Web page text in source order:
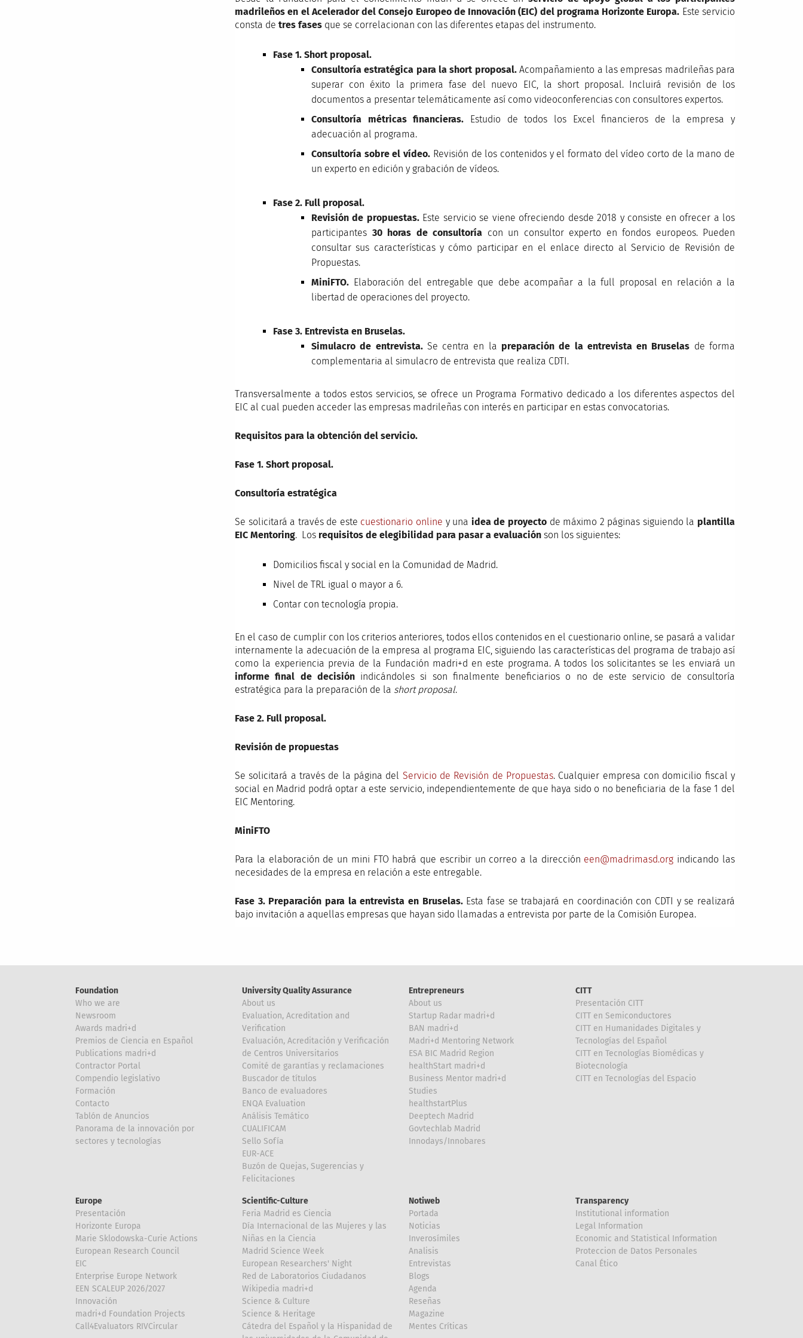
madrileños en el Acelerador del Consejo Europeo de Innovación (EIC) del programa Horizonte Europa. Este servicio
consta de tres fases que se correlacionan con las diferentes etapas del instrumento.
Fase 1. Short proposal.
Consultoría estratégica para la short proposal.Acompañamiento a las empresas madrileñas para
superar con éxito la primera fase del nuevo EIC, la short proposal. Incluirá revisión de los
documentos a presentar telemáticamente así como videoconferencias con consultores expertos.
Consultoría métricas financieras. Estudio de todos los Excel financieros de la empresa y
adecuación al programa.
Consultoría sobre el vídeo. Revisión de los contenidos y el formato del vídeo corto de la mano de
un experto en edición y grabación de vídeos.
Fase 2. Full proposal.
Revisión de propuestas.Este servicio se viene ofreciendo desde 2018 y consiste en ofrecer a los
participantes 30 horas de consultoría con un consultor experto en fondos europeos. Pueden
consultar sus características y cómo participar en el enlace directo al Servicio de Revisión de
Propuestas.
MiniFTO. Elaboración del entregable que debe acompañar a la full proposal en relación a la
libertad de operaciones del proyecto.
Fase 3. Entrevista en Bruselas.
Simulacro de entrevista.Se centra en la preparación de la entrevista en Bruselas de forma
complementaria al simulacro de entrevista que realiza CDTI.
Transversalmente a todos estos servicios, se ofrece un Programa Formativo dedicado a los diferentes aspectos del
EIC al cual pueden acceder las empresas madrileñas con interés en participar en estas convocatorias.
Requisitos para la obtención del servicio.
Fase 1. Short proposal.
Consultoría estratégica
Se solicitará a través de este cuestionario online y una idea de proyecto de máximo 2 páginas siguiendo la plantilla
EIC Mentoring. Los requisitos de elegibilidad para pasar a evaluación son los siguientes:
Domicilios fiscal y social en la Comunidad de Madrid.
Nivel de TRL igual o mayor a 6.
Contar con tecnología propia.
En el caso de cumplir con los criterios anteriores, todos ellos contenidos en el cuestionario online, se pasará a validar
internamente la adecuación de la empresa al programa EIC, siguiendo las características del programa de trabajo así
como la experiencia previa de la Fundación madri+d en este programa. A todos los solicitantes se les enviará un
informe final de decisiónindicándoles si son finalmente beneficiarios o no de este servicio de consultoría
estratégica para la preparación de la short proposal.
Fase 2. Full proposal.
Revisión de propuestas
Se solicitará a través de la página del Servicio de Revisión de Propuestas. Cualquier empresa con domicilio fiscal y
social en Madrid podrá optar a este servicio, independientemente de que haya sido o no beneficiaria de la fase 1 del
EIC Mentoring.
MiniFTO
Para la elaboración de un mini FTO habrá que escribir un correo a la dirección een@madrimasd.org indicando las
necesidades de la empresa en relación a este entregable.
Fase 3. Preparación para la entrevista en Bruselas.Esta fase se trabajará en coordinación con CDTI y se realizará
bajo invitación a aquellas empresas que hayan sido llamadas a entrevista por parte de la Comisión Europea.
Foundation
Who we are
Newsroom
Awards madri+d
Premios de Ciencia en Español
Publications madri+d
Contractor Portal
Compendio legislativo
Formación
Contacto
Tablón de Anuncios
Panorama de la innovación por
sectores y tecnologías
University Quality Assurance
About us
Evaluation, Acreditation and
Verification
Evaluación, Acreditación y Verificación
de Centros Universitarios
Comité de garantías y reclamaciones
Buscador de títulos
Banco de evaluadores
ENQA Evaluation
Análisis Temático
CUALIFICAM
Sello Sofía
EUR-ACE
Buzón de Quejas, Sugerencias y
Felicitaciones
Entrepreneurs
About us
Startup Radar madri+d
BAN madri+d
Madri+d Mentoring Network
ESA BIC Madrid Region
healthStart madri+d
Business Mentor madri+d
Studies
healthstartPlus
Deeptech Madrid
Govtechlab Madrid
Innodays/Innobares
CITT
Presentación CITT
CITT en Semiconductores
CITT en Humanidades Digitales y
Tecnologías del Español
CITT en Tecnologías Biomédicas y
Biotecnología
CITT en Tecnologías del Espacio
Europe
Presentación
Horizonte Europa
Marie Sklodowska-Curie Actions
European Research Council
EIC
Enterprise Europe Network
EEN SCALEUP 2026/2027
Innovación
madri+d Foundation Projects
Call4Evaluators RIVCircular
Scientific-Culture
Feria Madrid es Ciencia
Día Internacional de las Mujeres y las
Niñas en la Ciencia
Madrid Science Week
European Researchers' Night
Red de Laboratorios Ciudadanos
Wikipedia madri+d
Science & Culture
Science & Heritage
Cátedra del Español y la Hispanidad de
Notiweb
Portada
Noticias
Inverosímiles
Analisis
Entrevistas
Blogs
Agenda
Reseñas
Magazine
Mentes Críticas
Transparency
Institutional information
Legal Information
Economic and Statistical Information
Proteccion de Datos Personales
Canal Ético